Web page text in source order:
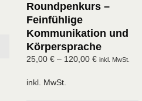
Roundpenkurs –
Feinfühlige
Kommunikation und
Körpersprache
25,00€ – 120,00€ inkl. MwSt.
inkl. MwSt.
auf.
Die
Optionen
können
auf
Produktseite